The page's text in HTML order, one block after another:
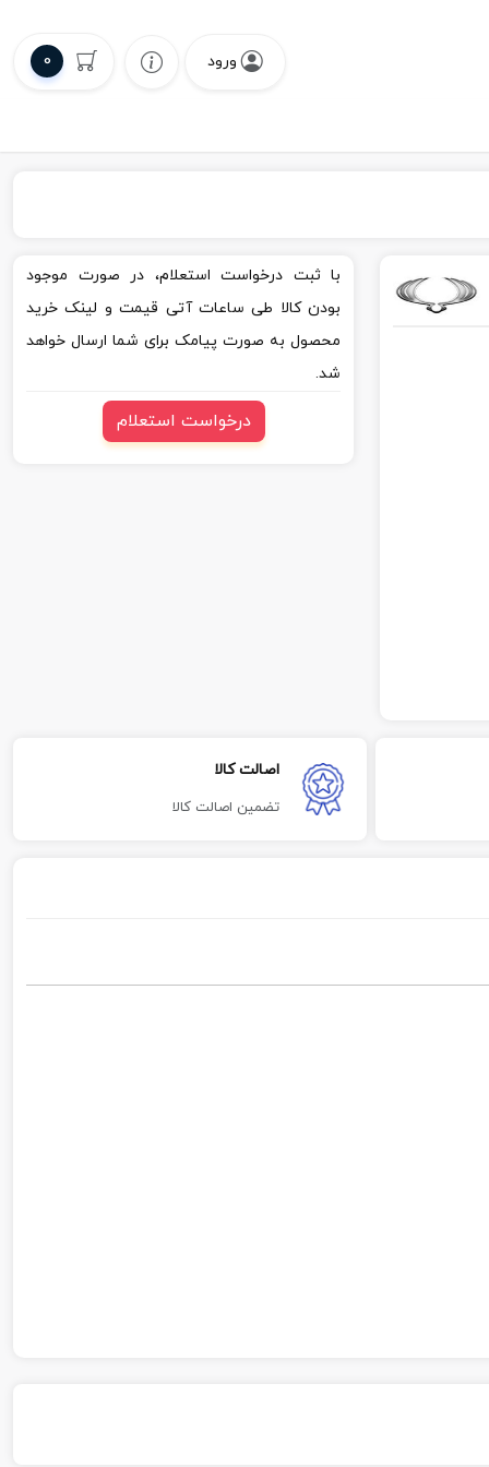
ورود 0
با ثبت درخواست استعلام، در صورت موجود
بودن کالا طی ساعات آتی قیمت و لینک خرید
محصول به صورت پیامک برای شما ارسال خواهد
شد.
درخواست استعلام
اصالت کالا
تضمین اصالت کالا